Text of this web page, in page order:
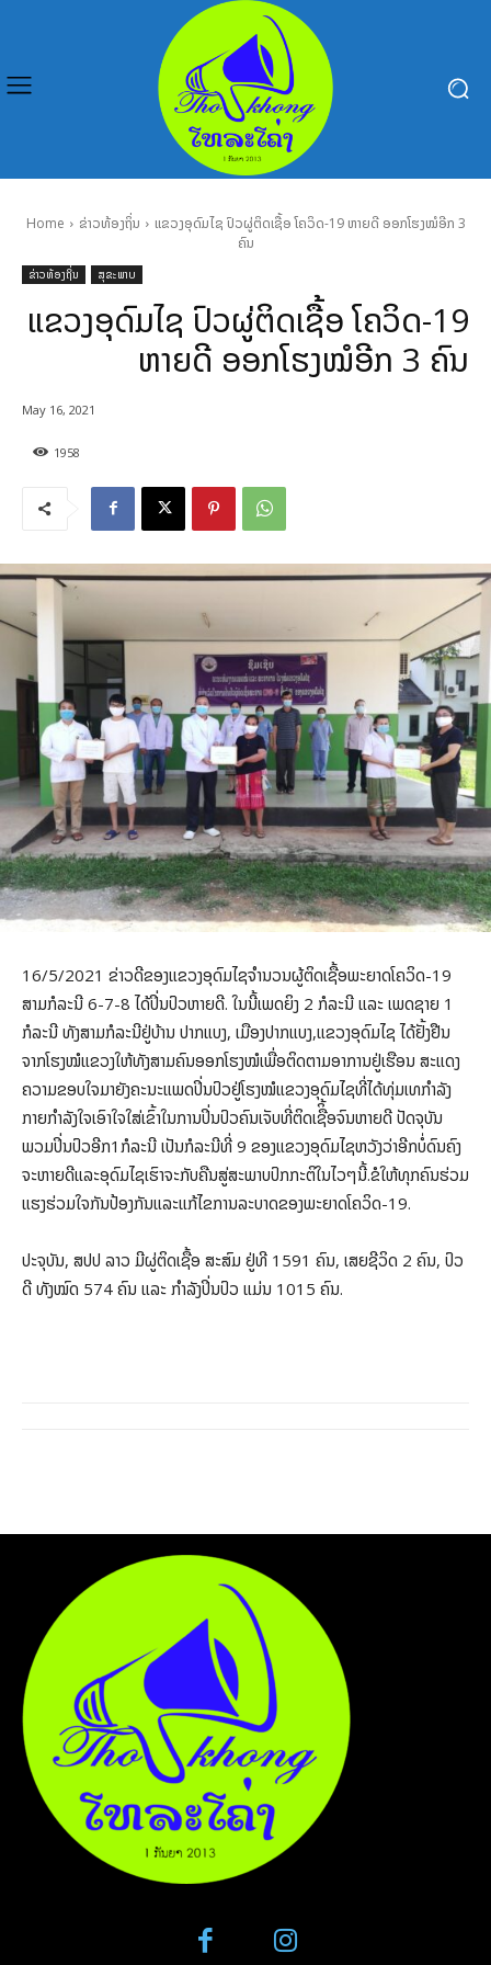
Home ຂ່າວທ້ອງຖິ່ນ
ແຂວງອຸດົມໄຊ ປົວຜູ່ຕິດເຊື້ອ ໂຄວິດ-19 ຫາຍດີ ອອກໂຮງໝໍອີກ 3
ຄົນ
ຂ່າວທ້ອງຖິ່ນ ສຸຂະພາບ
ແຂວງອຸດົມໄຊ ປົວຜູ່ຕິດເຊື້ອ ໂຄວິດ-19
ຫາຍດີ ອອກໂຮງໝໍອີກ 3 ຄົນ
1958
May 16, 2021
16/5/2021 ຂ່າວດີຂອງແຂວງອຸດົມໄຊຈຳນວນຜູ້ຕິດເຊື້ອພະຍາດໂຄວິດ-19
ສາມກໍລະນີ 6-7-8 ໄດ້ປິ່ນປົວຫາຍດີ. ໃນນີ້ເພດຍິງ 2 ກໍລະນີ ແລະ ເພດຊາຍ 1
ກໍລະນີ ທັງສາມກໍລະນີຢູ່ບ້ານ ປາກແບງ, ເມືອງປາກແບງ,ແຂວງອຸດົມໄຊ ໄດ້ຢັ້ງຢືນ
ຈາກໂຮງໝໍແຂວງໃຫ້ທັງສາມຄົນອອກໂຮງໝໍເພື່ອຕິດຕາມອາການຢູ່ເຮືອນ ສະແດງ
ຄວາມຂອບໃຈມາຍັງຄະນະແພດປິ່ນປົວຢູ່ໂຮງໝໍແຂວງອຸດົມໄຊທີ່ໄດ້ທຸ່ມເທກຳລັງ
ກາຍກຳລັງໃຈເອົາໃຈໃສ່ເຂົ້າໃນການປິ່ນປົວຄົນເຈັບທີ່ຕິດເຊືິ້ອຈົນຫາຍດີ ປັດຈຸບັນ
ພວມປິ່ນປົວອີກ1ກໍລະນີ ເປັນກໍລະນີທີ່ 9 ຂອງແຂວງອຸດົມໄຊຫວັງວ່າອີກບໍ່ດົນຄົງ
ຈະຫາຍດີແລະອຸດົມໄຊເຮົາຈະກັບຄືນສູ່ສະພາບປົກກະຕິໃນໄວໆນີ້.ຂໍໃຫ້ທຸກຄົນຮ່ວມ
ແຮງຮ່ວມໃຈກັນປ້ອງກັນແລະແກ້ໄຂການລະບາດຂອງພະຍາດໂຄວິດ-19.
ປະຈຸບັນ, ສປປ ລາວ ມີຜູ່ຕິດເຊື້ອ ສະສົມ ຢູ່ທີ 1591​ ຄົນ, ເສຍຊີວິດ 2 ຄົນ, ປົວ
ດີ ທັງໝົດ 574 ຄົນ ແລະ ກໍາລັງປິ່ນປົວ ແມ່ນ 1015 ຄົນ.